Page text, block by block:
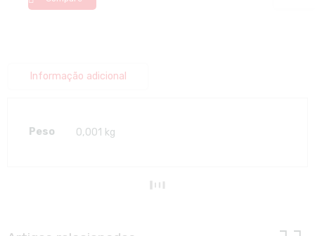
Informação adicional
Peso 0,001 kg